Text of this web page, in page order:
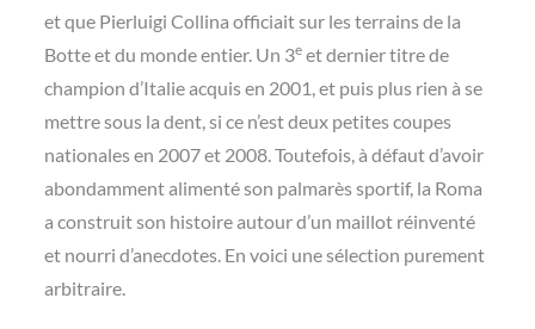
et que Pierluigi Collina officiait sur les terrains de la
Botte et du monde entier. Un 3e et dernier titre de
champion d’Italie acquis en 2001, et puis plus rien à se
mettre sous la dent, si ce n’est deux petites coupes
nationales en 2007 et 2008. Toutefois, à défaut d’avoir
abondamment alimenté son palmarès sportif, la Roma
a construit son histoire autour d’un maillot réinventé
et nourri d’anecdotes. En voici une sélection purement
arbitraire.